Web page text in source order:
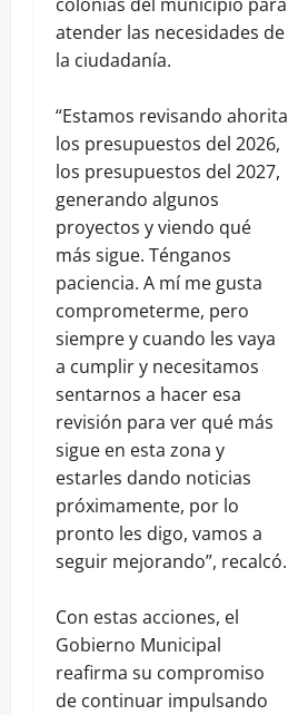
atender las necesidades de
la ciudadanía.
“Estamos revisando ahorita
los presupuestos del 2026,
los presupuestos del 2027,
generando algunos
proyectos y viendo qué
más sigue. Ténganos
paciencia. A mí me gusta
comprometerme, pero
siempre y cuando les vaya
a cumplir y necesitamos
sentarnos a hacer esa
revisión para ver qué más
sigue en esta zona y
estarles dando noticias
próximamente, por lo
pronto les digo, vamos a
seguir mejorando”, recalcó.
Con estas acciones, el
Gobierno Municipal
reafirma su compromiso
de continuar impulsando